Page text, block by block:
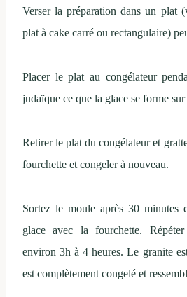
Verser la préparation dans un plat
plat à cake carré ou rectangulaire)
Placer le plat au congélateur
judaïque ce que la glace se forme sur
Retirer le plat du congélateur et
fourchette et congeler à nouveau.
Sortez le moule après 30 minutes
glace avec la fourchette.
environ 3h à 4 heures. Le granite
est complètement congelé et